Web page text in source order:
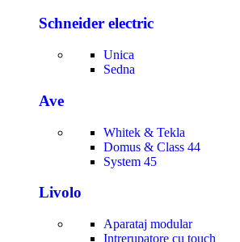
Schneider electric
Unica
Sedna
Ave
Whitek & Tekla
Domus & Class 44
System 45
Livolo
Aparataj modular
Intrerupatore cu touch